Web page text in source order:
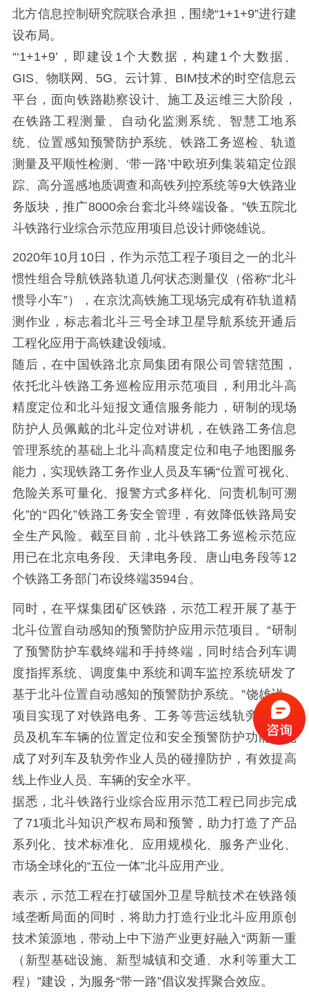
北方信息控制研究院联合承担，围绕“1+1+9”进行建
设布局。
“‘1+1+9’，即建设1个大数据，构建1个大数据、
GIS、物联网、5G、云计算、BIM技术的时空信息云
平台，面向铁路勘察设计、施工及运维三大阶段，
在铁路工程测量、自动化监测系统、智慧工地系
统、位置感知预警防护系统、铁路工务巡检、轨道
测量及平顺性检测、‘带一路’中欧班列集装箱定位跟
踪、高分遥感地质调查和高铁列控系统等9大铁路业
务版块，推广8000余台套北斗终端设备。”铁五院北
斗铁路行业综合示范应用项目总设计师饶雄说。
2020年10月10日，作为示范工程子项目之一的北斗
惯性组合导航铁路轨道几何状态测量仪（俗称“北斗
惯导小车”），在京沈高铁施工现场完成有砟轨道精
测作业，标志着北斗三号全球卫星导航系统开通后
工程化应用于高铁建设领域。
随后，在中国铁路北京局集团有限公司管辖范围，
依托北斗铁路工务巡检应用示范项目，利用北斗高
精度定位和北斗短报文通信服务能力，研制的现场
防护人员佩戴的北斗定位对讲机，在铁路工务信息
管理系统的基础上北斗高精度定位和电子地图服务
能力，实现铁路工务作业人员及车辆“位置可视化、
危险关系可量化、报警方式多样化、问责机制可溯
化”的“四化”铁路工务安全管理，有效降低铁路局安
全生产风险。截至目前，北斗铁路工务巡检示范应
用已在北京电务段、天津电务段、唐山电务段等12
个铁路工务部门布设终端3594台。
同时，在平煤集团矿区铁路，示范工程开展了基于
北斗位置自动感知的预警防护应用示范项目。“研制
了预警防护车载终端和手持终端，同时结合列车调
度指挥系统、调度集中系统和调车监控系统研发了
基于北斗位置自动感知的预警防护系统。”饶雄说，
项目实现了对铁路电务、工务等营运线轨旁作业人
员及机车车辆的位置定位和安全预警防护功能，完
成了对列车及轨旁作业人员的碰撞防护，有效提高
线上作业人员、车辆的安全水平。
据悉，北斗铁路行业综合应用示范工程已同步完成
了71项北斗知识产权布局和预警，助力打造了产品
系列化、技术标准化、应用规模化、服务产业化、
市场全球化的“五位一体”北斗应用产业。
表示，示范工程在打破国外卫星导航技术在铁路领
域垄断局面的同时，将助力打造行业北斗应用原创
技术策源地，带动上中下游产业更好融入“两新一重
（新型基础设施、新型城镇和交通、水利等重大工
程）”建设，为服务“带一路”倡议发挥聚合效应。